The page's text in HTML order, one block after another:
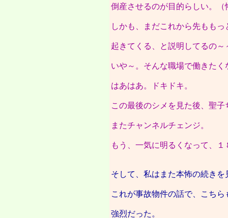
倒産させるのが目的らしい。（
しかも、まだこれから先ももっ
起きてくる、と説明してるの～
いや～。そんな職場で働きたく
はあはあ。ドキドキ。
この最後のシメを見た後、聖子
またチャンネルチェンジ。
もう、一気に明るくなって、
そして、私はまた本怖の続きを
これが事故物件の話で、こちら
強烈だった。